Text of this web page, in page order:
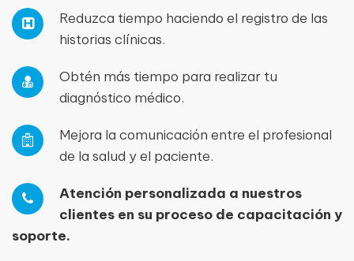
Reduzca tiempo haciendo el registro de las
historias clínicas.
Obtén más tiempo para realizar tu
diagnóstico médico.
Mejora la comunicación entre el profesional
de la salud y el paciente.
Atención personalizada a nuestros
clientes en su proceso de capacitación y
soporte.